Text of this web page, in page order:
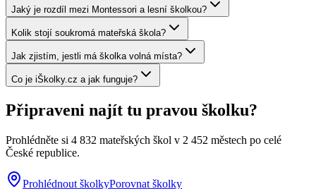
Jaký je rozdíl mezi Montessori a lesní školkou?
Kolik stojí soukromá mateřská škola?
Jak zjistím, jestli má školka volná místa?
Co je iŠkolky.cz a jak funguje?
Připraveni najít tu pravou školku?
Prohlédněte si 4 832 mateřských škol v 2 452 městech po celé
České republice.
Prohlédnout školkyPorovnat školky